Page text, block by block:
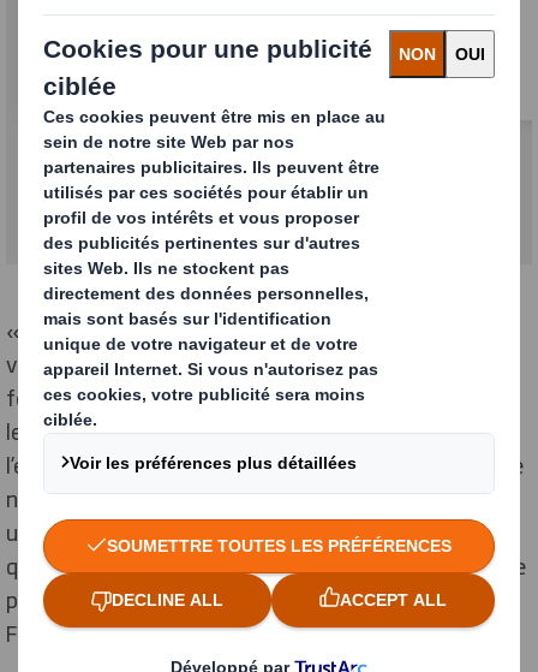
FamiFarm
« Nos clients, comme les chaînes de distribution, ont
vraiment apprécié cette nouvelle boîte de transport
fonctionnelle, qui fait gagner beaucoup de temps à
leurs employés. Nous apprécions la transparence,
l’engagement en faveur de la durabilité et la fiabilité de
notre partenaire en emballage. DS Smith a démontré
une compréhension approfondie de nos opérations, ce
qui a activement contribué au développement de notre
produit commun », a déclaré Jussi Loimusalo, PDG de
Famifarm Oy.